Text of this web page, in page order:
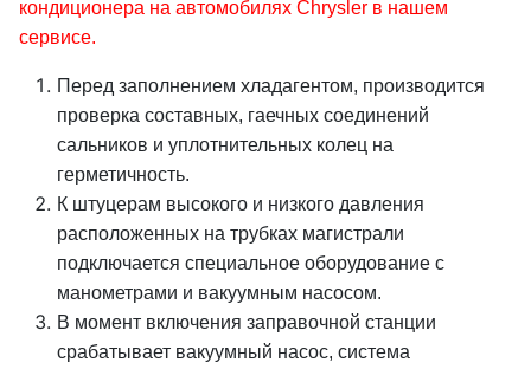
кондиционера на автомобилях Chrysler в нашем
сервисе.
Перед заполнением хладагентом, производится
проверка составных, гаечных соединений
сальников и уплотнительных колец на
герметичность.
К штуцерам высокого и низкого давления
расположенных на трубках магистрали
подключается специальное оборудование с
манометрами и вакуумным насосом.
В момент включения заправочной станции
срабатывает вакуумный насос, система